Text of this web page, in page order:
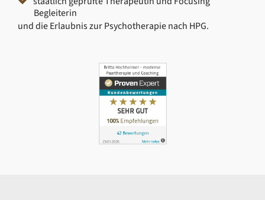
Begleiterin
und die Erlaubnis zur Psychotherapie nach HPG.